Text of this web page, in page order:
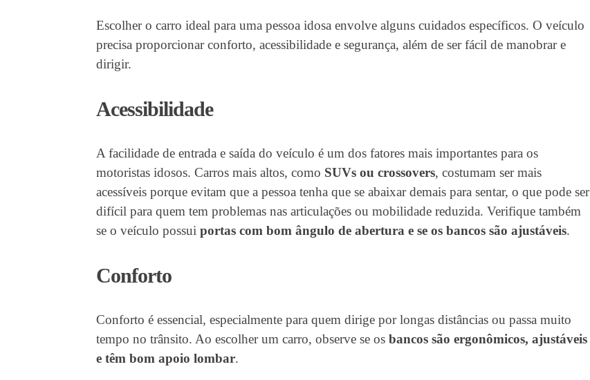
Escolher o carro ideal para uma pessoa idosa envolve alguns cuidados específicos. O veículo
precisa proporcionar conforto, acessibilidade e segurança, além de ser fácil de manobrar e
dirigir.
Acessibilidade
A facilidade de entrada e saída do veículo é um dos fatores mais importantes para os
motoristas idosos. Carros mais altos, como SUVs ou crossovers, costumam ser mais
acessíveis porque evitam que a pessoa tenha que se abaixar demais para sentar, o que pode ser
difícil para quem tem problemas nas articulações ou mobilidade reduzida. Verifique também
se o veículo possui portas com bom ângulo de abertura e se os bancos são ajustáveis.
Conforto
Conforto é essencial, especialmente para quem dirige por longas distâncias ou passa muito
tempo no trânsito. Ao escolher um carro, observe se os bancos são ergonômicos, ajustáveis
e têm bom apoio lombar.